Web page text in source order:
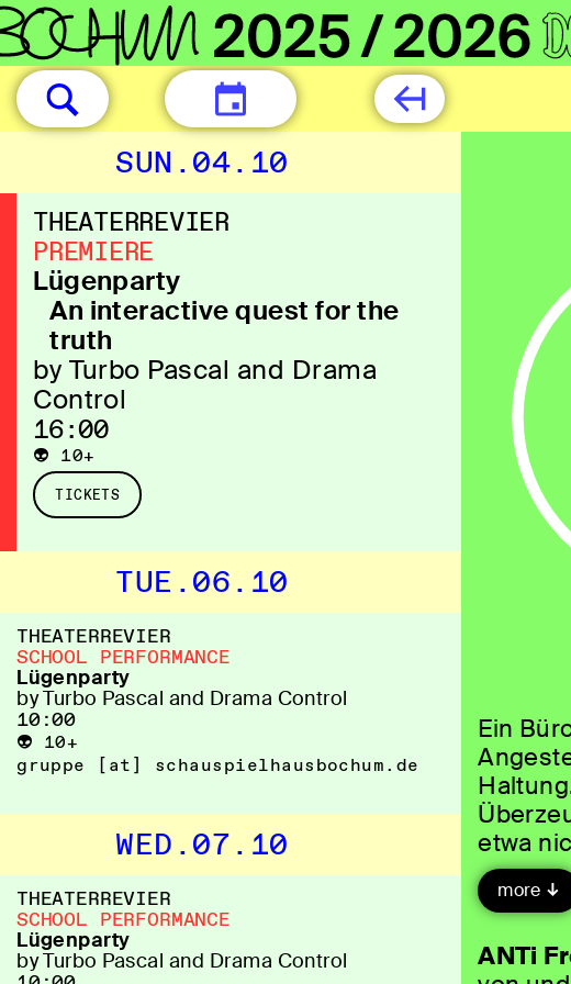
TODAY
SUN.04.10
THEATERREVIER
PREMIERE
Lügenparty
An interactive quest for the
truth
by Turbo Pascal and Drama
Control
16:00
👽 10+
TICKETS
TUE.06.10
THEATERREVIER
SCHOOL PERFORMANCE
Lügenparty
by Turbo Pascal and Drama Control
10:00
👽 10+
gruppe [​at​] schauspielhausbochum.de
WED.07.10
THEATERREVIER
SCHOOL PERFORMANCE
Lügenparty
by Turbo Pascal and Drama Control
Ein
etwa
und die
more
ANTi